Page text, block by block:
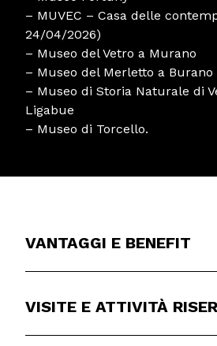
– MUVEC – Casa delle
24/04/2026)
– Museo del Vetro a Murano
– Museo del Merletto a Burano
– Museo di Storia Naturale di
Ligabue
– Museo di Torcello.
VANTAGGI E BENEFIT
VISITE E ATTIVITÀ